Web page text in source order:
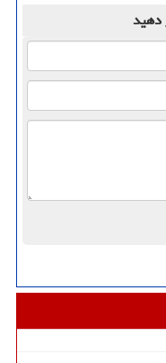
دهید